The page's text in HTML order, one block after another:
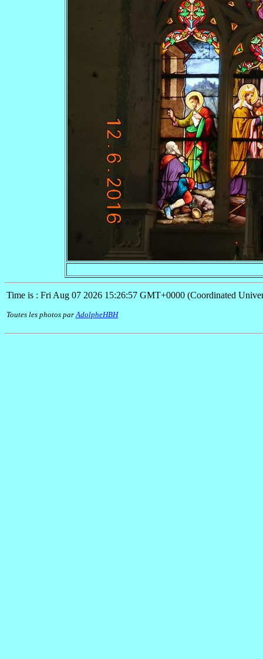
Time is : Fri Aug 07 2026 15:26:57 GMT+0000 (Coordinated
Toutes les photos parAdolpheHBH